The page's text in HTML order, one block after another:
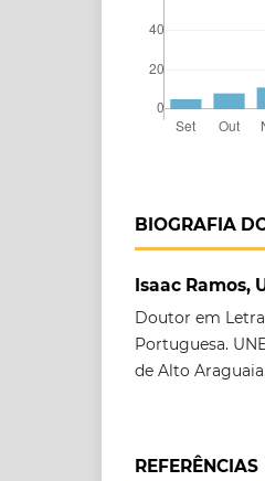
BIOGRAFIA
Isaac Ramos,
Doutor em
Portuguesa.
de Alto Araguaia.
REFERÊNCIAS